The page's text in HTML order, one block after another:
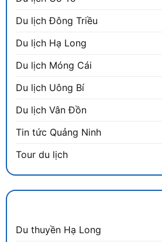
Du lịch Đông Triều
Du lịch Hạ Long
Du lịch Móng Cái
Du lịch Uông Bí
Du lịch Vân Đồn
Tin tức Quảng Ninh
Tour du lịch
Du thuyền Hạ Long